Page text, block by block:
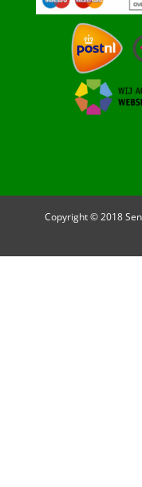
Copyright © 2018